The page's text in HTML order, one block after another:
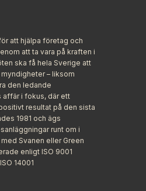
att hjälpa företag och
att ta vara på kraften i
ska få hela Sverige att
– liksom
den ledande
i fokus, där ett
resultat på den sista
1981 och ägs
runt om i
Svanen eller Green
enligt ISO 9001
14001